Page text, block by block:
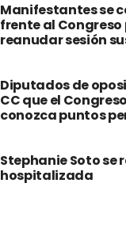
Manifestantes se
frente al Congreso
reanudar sesión
Diputados de
CC que el
conozca puntos
Stephanie Soto se
hospitalizada